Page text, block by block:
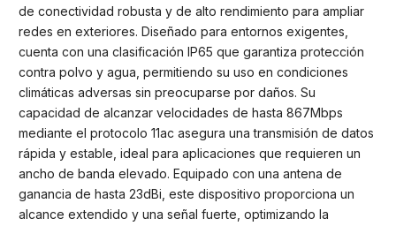
de conectividad robusta y de alto rendimiento para ampliar
redes en exteriores. Diseñado para entornos exigentes,
cuenta con una clasificación IP65 que garantiza protección
contra polvo y agua, permitiendo su uso en condiciones
climáticas adversas sin preocuparse por daños. Su
capacidad de alcanzar velocidades de hasta 867Mbps
mediante el protocolo 11ac asegura una transmisión de datos
rápida y estable, ideal para aplicaciones que requieren un
ancho de banda elevado. Equipado con una antena de
ganancia de hasta 23dBi, este dispositivo proporciona un
alcance extendido y una señal fuerte, optimizando la